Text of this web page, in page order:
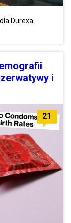
Durexa.
i
21